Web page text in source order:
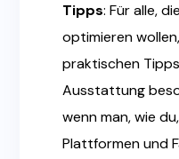
Tipps: Für alle,
optimieren
praktischen
Ausstattung
wenn man, wie
Plattformen und